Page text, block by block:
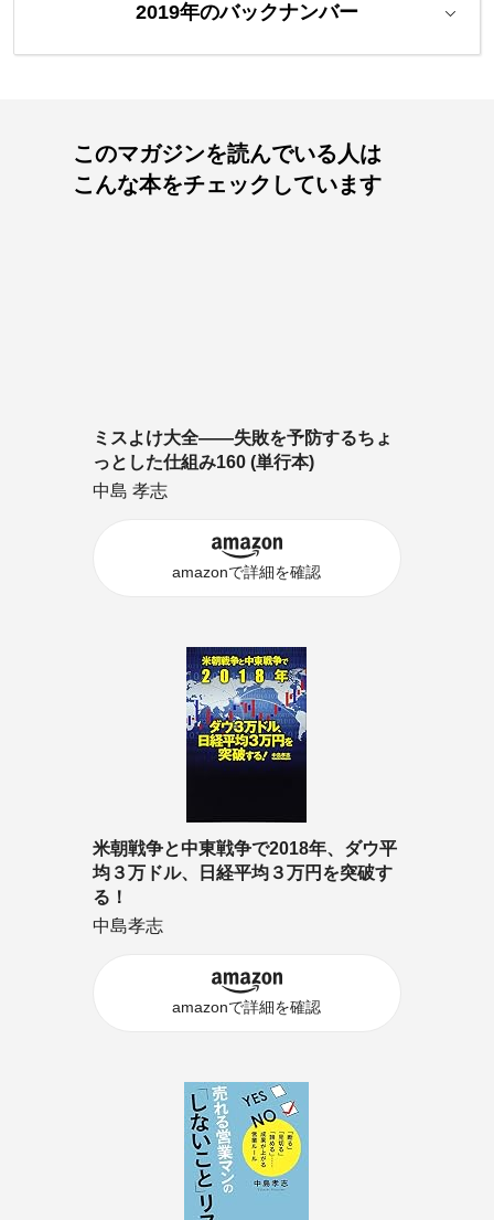
2019年のバックナンバー
このマガジンを読んでいる人は
こんな本をチェックしています
ミスよけ大全――失敗を予防するちょ
っとした仕組み160 (単行本)
中島 孝志
amazonで詳細を確認
米朝戦争と中東戦争で2018年、ダウ平
均３万ドル、日経平均３万円を突破す
る！
中島孝志
amazonで詳細を確認